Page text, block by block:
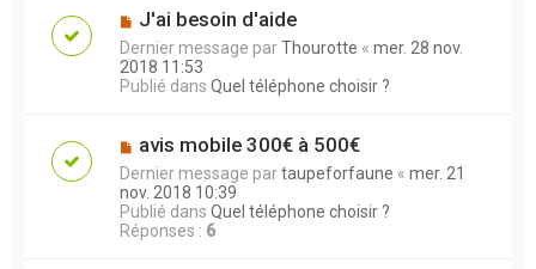
J'ai besoin d'aide
Dernier message parThourotte « mer. 28 nov.
2018 11:53
Publié dans Quel téléphone choisir ?
avis mobile 300€ à 500€
Dernier message partaupeforfaune « mer. 21
nov. 2018 10:39
Publié dans Quel téléphone choisir ?
Réponses : 6